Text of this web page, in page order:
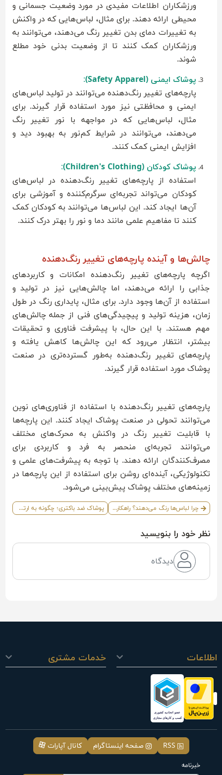
ورزشکاران اطلاعات مفیدی در مورد وضعیت جسمانی و
محیطی ارائه دهند. برای مثال، لباس‌هایی که در واکنش
به تغییرات دمای بدن تغییر رنگ می‌دهند، می‌توانند به
ورزشکاران کمک کنند تا از وضعیت بدنی خود مطلع
شوند.
پوشاک ایمنی (Safety Apparel)
:
پارچه‌های تغییر رنگ‌دهنده می‌توانند در تولید لباس‌های
ایمنی و محافظتی نیز مورد استفاده قرار گیرند. برای
مثال، لباس‌هایی که در مواجهه با نور تغییر رنگ
می‌دهند، می‌توانند در شرایط کم‌نور به بهبود دید و
افزایش ایمنی کمک کنند.
پوشاک کودکان (Children's Clothing)
:
استفاده از پارچه‌های تغییر رنگ‌دهنده در لباس‌های
کودکان می‌تواند تجربه‌ای سرگرم‌کننده و آموزشی برای
آن‌ها ایجاد کند. این لباس‌ها می‌توانند به کودکان کمک
کنند تا مفاهیم علمی مانند دما و نور را بهتر درک کنند.
چالش‌ها و آینده پارچه‌های تغییر رنگ‌دهنده
اگرچه پارچه‌های تغییر رنگ‌دهنده امکانات و کاربردهای
جذابی را ارائه می‌دهند، اما چالش‌هایی نیز در تولید و
استفاده از آن‌ها وجود دارد. برای مثال، پایداری رنگ در طول
زمان، هزینه تولید و پیچیدگی‌های فنی از جمله چالش‌های
مهم هستند. با این حال، با پیشرفت فناوری و تحقیقات
بیشتر، انتظار می‌رود که این چالش‌ها کاهش یافته و
پارچه‌های تغییر رنگ‌دهنده به‌طور گسترده‌تری در صنعت
پوشاک مورد استفاده قرار گیرند.
پارچه‌های تغییر رنگ‌دهنده با استفاده از فناوری‌های نوین
می‌توانند تحولی در صنعت پوشاک ایجاد کنند. این پارچه‌ها
با قابلیت تغییر رنگ در واکنش به محرک‌های مختلف
می‌توانند تجربه‌ای منحصر به فرد و کاربردی برای
مصرف‌کنندگان ارائه دهند. با توجه به پیشرفت‌های علمی و
تکنولوژیکی، آینده‌ای روشن برای استفاده از این پارچه‌ها در
زمینه‌های مختلف پوشاک پیش‌بینی می‌شود.
چرا لباس‌ها رنگ می‌دهند؟ راهکارهای شستشو بدون رنگ دادن پوشاک ضد باکتری؛ چگونه به ارتقاء سلامت کمک می‌کند
نظر خود را بنویسید
دیدگاه
اطلاعات خدمات مشتری
RSS صفحه اینستاگرام کانال آپارات
خبرنامه